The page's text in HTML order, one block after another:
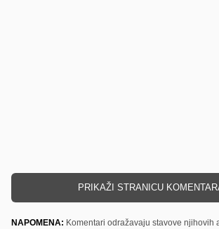
PRIKAŽI STRANICU
NAPOMENA: Komentari odražavaju stavove njihovih